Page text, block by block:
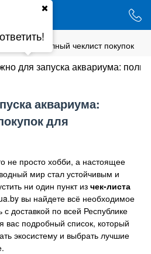
полный чеклист покупок
для запуска аквариума:
аквариума:
для
не просто хобби, а настоящее
мир стал устойчивым и
ни один пункт из чек-листа
вы найдете всё необходимое
с доставкой по всей Республике
подробный список, который
экосистему и выбрать лучшие